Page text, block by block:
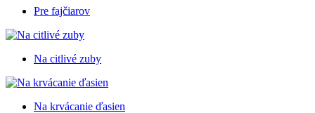
Pre fajčiarov
Na citlivé zuby
Na krvácanie ďasien